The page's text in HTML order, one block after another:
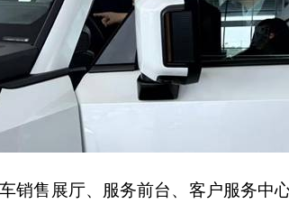
销售展厅、服务前台、客户服务